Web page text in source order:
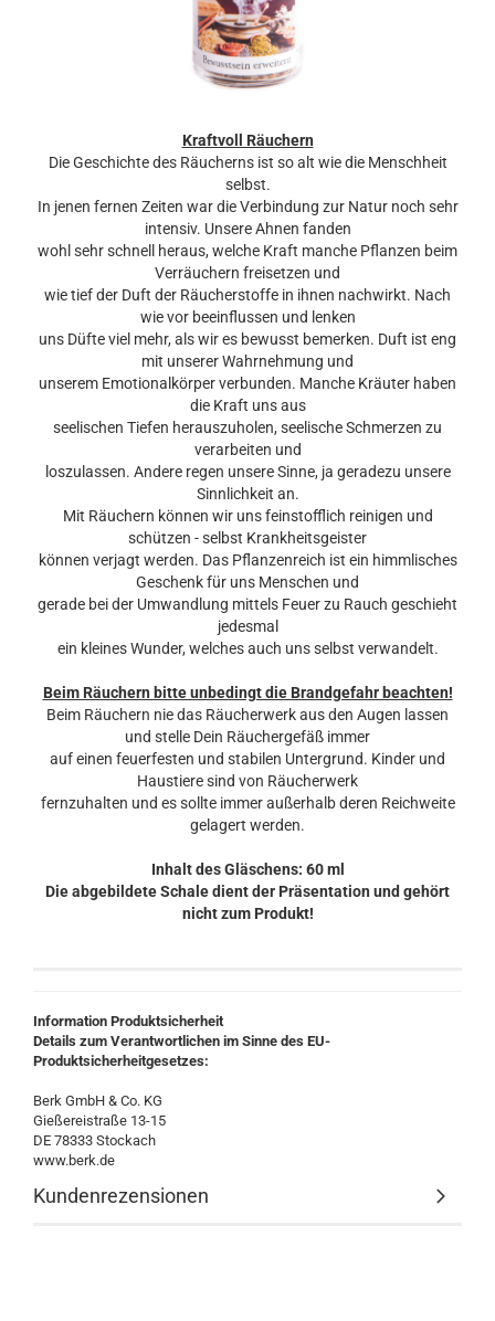
Kraftvoll Räuchern
Die Geschichte des Räucherns ist so alt wie die Menschheit
selbst.
In jenen fernen Zeiten war die Verbindung zur Natur noch sehr
intensiv. Unsere Ahnen fanden
wohl sehr schnell heraus, welche Kraft manche Pflanzen beim
Verräuchern freisetzen und
wie tief der Duft der Räucherstoffe in ihnen nachwirkt. Nach
wie vor beeinflussen und lenken
uns Düfte viel mehr, als wir es bewusst bemerken. Duft ist eng
mit unserer Wahrnehmung und
unserem Emotionalkörper verbunden. Manche Kräuter haben
die Kraft uns aus
seelischen Tiefen herauszuholen, seelische Schmerzen zu
verarbeiten und
loszulassen. Andere regen unsere Sinne, ja geradezu unsere
Sinnlichkeit an.
Mit Räuchern können wir uns feinstofflich reinigen und
schützen - selbst Krankheitsgeister
können verjagt werden. Das Pflanzenreich ist ein himmlisches
Geschenk für uns Menschen und
gerade bei der Umwandlung mittels Feuer zu Rauch geschieht
jedesmal
ein kleines Wunder, welches auch uns selbst verwandelt.
Beim Räuchern bitte unbedingt die Brandgefahr beachten!
Beim Räuchern nie das Räucherwerk aus den Augen lassen
und stelle Dein Räuchergefäß immer
auf einen feuerfesten und stabilen Untergrund. Kinder und
Haustiere sind von Räucherwerk
fernzuhalten und es sollte immer außerhalb deren Reichweite
gelagert werden.
Inhalt des Gläschens: 60 ml
Die abgebildete Schale dient der Präsentation und gehört
nicht zum Produkt!
Information Produktsicherheit
Details zum Verantwortlichen im Sinne des EU-
Produktsicherheitgesetzes:
Berk GmbH & Co. KG
Gießereistraße 13-15
DE 78333 Stockach
www.berk.de
Kundenrezensionen